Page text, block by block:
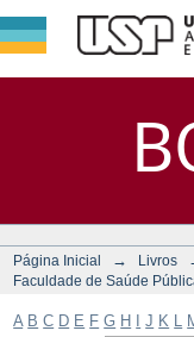
Página Inicial → Livros
Faculdade de Saúde
A B C D E F G H J K